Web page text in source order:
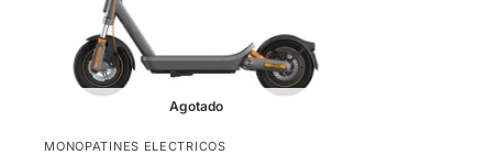
Agotado
MONOPATINES ELECTRICOS